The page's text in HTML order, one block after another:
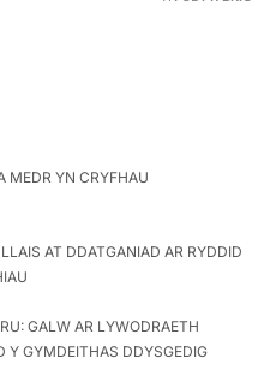
MEDR YN CRYFHAU
AT DDATGANIAD AR RYDDID
GALW AR LYWODRAETH
Y GYMDEITHAS DDYSGEDIG